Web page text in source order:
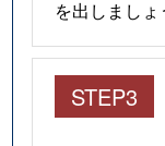
を出しましょ
STEP3